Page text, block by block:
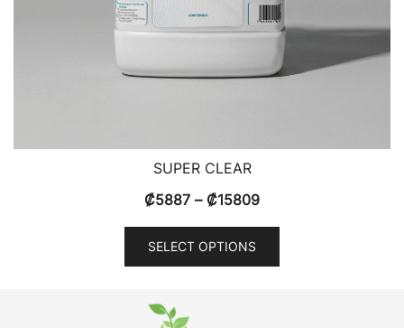
SUPER CLEAR
₡5887 – ₡15809
SELECT OPTIONS